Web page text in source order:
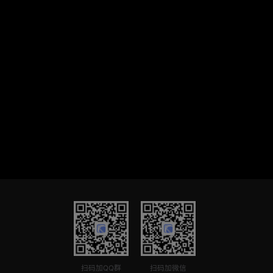
扫码加QQ群 扫码加微信